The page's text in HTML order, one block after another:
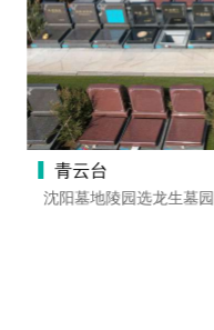
青云台
沈阳墓地陵园选龙生墓园